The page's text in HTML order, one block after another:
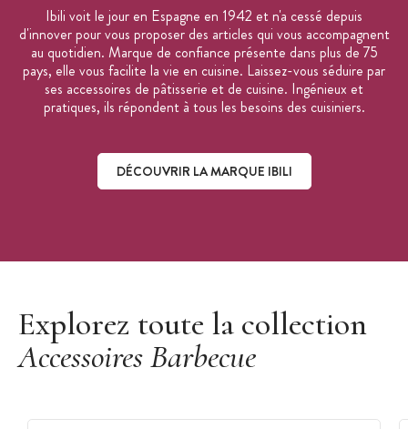
Ibili voit le jour en Espagne en 1942 et n'a cessé depuis
d'innover pour vous proposer des articles qui vous accompagnent
au quotidien. Marque de confiance présente dans plus de 75
pays, elle vous facilite la vie en cuisine. Laissez-vous séduire par
ses accessoires de pâtisserie et de cuisine. Ingénieux et
pratiques, ils répondent à tous les besoins des cuisiniers.
DÉCOUVRIR LA MARQUE IBILI
Explorez toute la collection
Accessoires Barbecue